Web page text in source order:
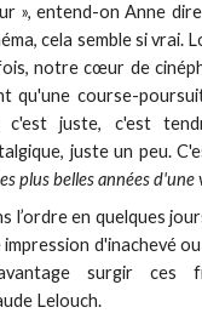
», entend-on Anne
cela semble si vrai.
notre cœur de
qu'une course-
c'est juste, c'est
juste un peu.
plus belles années d'une
l’ordre en quelques
impression d'inachevé
surgir ces
Lelouch.